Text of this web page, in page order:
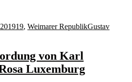
1919, Weimarer RepublikGustav
von Karl
Luxemburg